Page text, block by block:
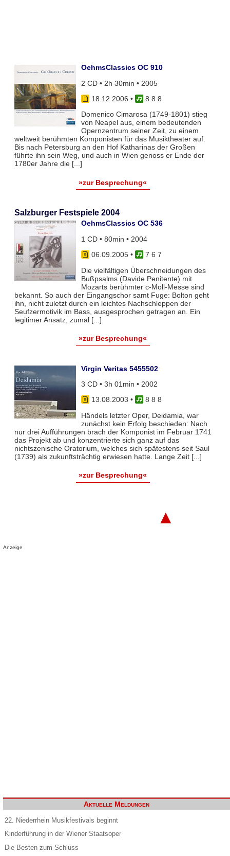
OehmsClassics OC 910
2 CD • 2h 30min • 2005
18.12.2006 •
8 8 8
Domenico Cimarosa (1749-1801) stieg
von Neapel aus, einem bedeutenden
Opernzentrum seiner Zeit, zu einem
weltweit berühmten Komponisten für das Musiktheater auf.
Bis nach Petersburg an den Hof Katharinas der Großen
führte ihn sein Weg, und auch in Wien genoss er Ende der
1780er Jahre die [...]
»zur Besprechung«
Salzburger Festspiele 2004
OehmsClassics OC 536
1 CD • 80min • 2004
06.09.2005•
7 6 7
Die vielfältigen Überschneidungen des
Bußpsalms (Davide Penitente) mit
Mozarts berühmter c-Moll-Messe sind
bekannt. So auch der Eingangschor samt Fuge: Bolton geht
ihn, nicht zuletzt durch ein leichtes Nachschleppen der
Seufzermotivik im Bass, ausgesprochen getragen an. Ein
legitimer Ansatz, zumal [...]
»zur Besprechung«
Virgin Veritas 5455502
3 CD • 3h 01min • 2002
13.08.2003 •
8 8 8
Händels letzter Oper, Deidamia, war
zunächst kein Erfolg beschieden: Nach
nur drei Aufführungen brach der Komponist im Februar 1741
das Projekt ab und konzentrierte sich ganz auf das
nichtszenische Oratorium, welches sich spätestens seit Saul
(1739) als zukunftsträchtig erwiesen hatte. Lange Zeit [...]
»zur Besprechung«
▲
Anzeige
Aktuelle Meldungen
22. Niederrhein Musikfestivals beginnt
Kinderführung in der Wiener Staatsoper
Die Besten zum Schluss